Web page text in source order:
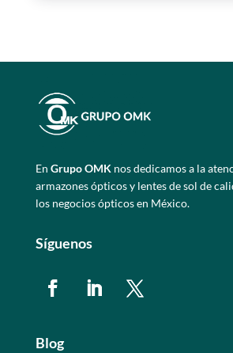
En Grupo OMKnos dedicamos a la
armazones ópticos y lentes de sol de
los negocios ópticos en México.
Síguenos
Blog